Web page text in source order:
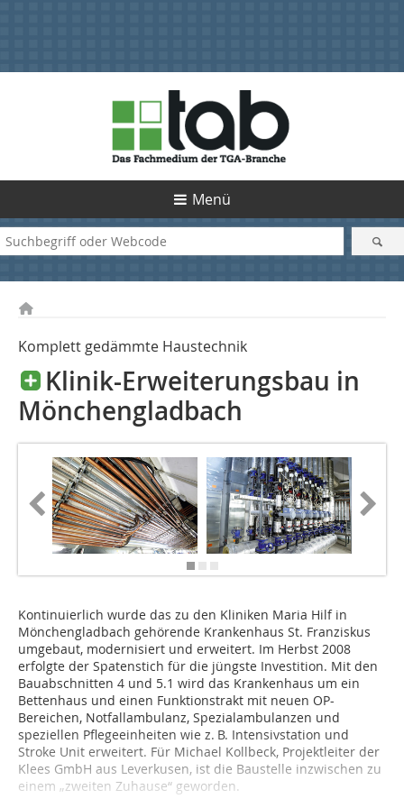
Menü
Komplett gedämmte Haustechnik
Klinik-Erweiterungsbau in
Mönchengladbach
Kontinuierlich wurde das zu den Kliniken Maria Hilf in
Mönchengladbach gehörende Krankenhaus St. Franziskus
umgebaut, modernisiert und erweitert. Im Herbst 2008
erfolgte der Spatenstich für die jüngste Investition. Mit den
Bauabschnitten 4 und 5.1 wird das Krankenhaus um ein
Bettenhaus und einen Funktionstrakt mit neuen OP-
Bereichen, Notfallambulanz, Spezialambulanzen und
speziellen Pflegeeinheiten wie z. B. Intensivstation und
Stroke Unit erweitert. Für Michael Kollbeck, Projektleiter der
Klees GmbH aus Leverkusen, ist die Baustelle inzwischen zu
einem „zweiten Zuhause“ geworden.